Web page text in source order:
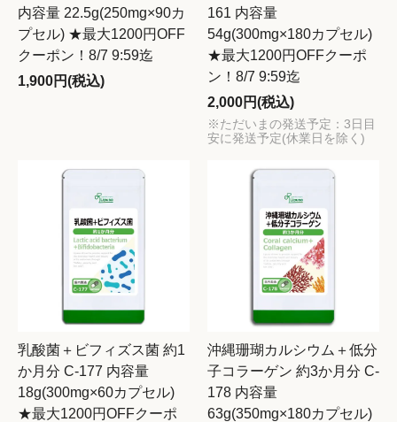
内容量 22.5g(250mg×90カ
プセル) ★最大1200円OFF
クーポン！8/7 9:59迄
1,900円(税込)
161 内容量
54g(300mg×180カプセル)
★最大1200円OFFクーポ
ン！8/7 9:59迄
2,000円(税込)
※ただいまの発送予定：3日目
安に発送予定(休業日を除く)
乳酸菌＋ビフィズス菌 約1
か月分 C-177 内容量
18g(300mg×60カプセル)
★最大1200円OFFクーポ
沖縄珊瑚カルシウム＋低分
子コラーゲン 約3か月分 C-
178 内容量
63g(350mg×180カプセル)